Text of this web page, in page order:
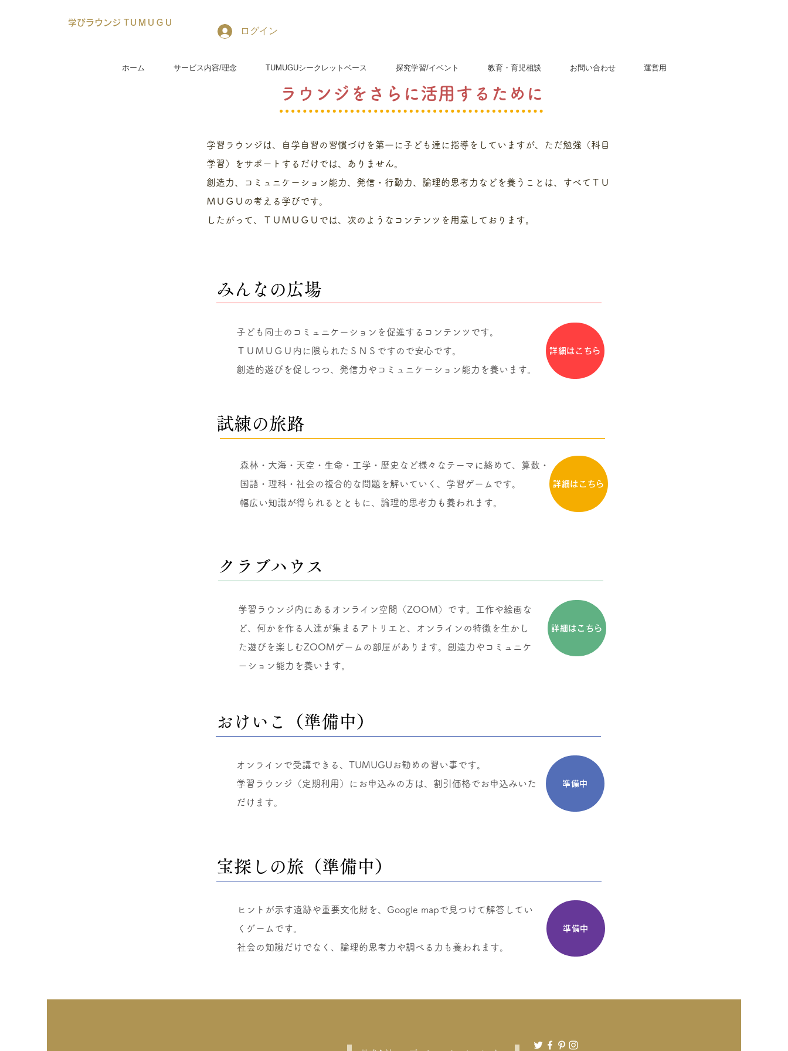
学びラウンジ TＵＭＵＧＵ
ログイン
ホーム サービス内容/理念 TUMUGUシークレットベース 探究学習/イベント 教育・育児相談 お問い合わせ 運営用
ラウンジをさらに活用するために
学習ラウンジは、自学自習の習慣づけを第一に子ども達に指導をしていますが、ただ勉強（科目
学習）をサポートするだけでは、ありません。
創造力、コミュニケーション能力、発信・行動力、論理的思考力などを養うことは、すべてＴＵ
ＭＵＧＵの考える学びです。
​したがって、ＴＵＭＵＧＵでは、次のようなコンテンツを用意しております。
みんなの広場
子ども同士のコミュニケーションを促進するコンテンツです。
ＴＵＭＵＧＵ内に限られたＳＮＳですので安心です。
創造的遊びを促しつつ、発信力やコミュニケーション能力を養います。
詳細はこちら
試練の旅路
森林・大海・天空・生命・工学・歴史など様々なテーマに絡めて、算数・
国語・理科・社会の複合的な問題を解いていく、学習ゲームです。
​幅広い知識が得られるとともに、論理的思考力も養われます。
詳細はこちら
クラブハウス
学習ラウンジ内にあるオンライン空間（ZOOM）です。工作や絵画な
ど、何かを作る人達が集まるアトリエと、オンラインの特徴を生かし
た遊びを楽しむZOOMゲームの部屋があります。創造力やコミュニケ
ーション能力を養います。
詳細はこちら
おけいこ（準備中）
オンラインで受講できる、TUMUGUお勧めの習い事です。
​学習ラウンジ（定期利用）にお申込みの方は、割引価格でお申込みいた
だけます。
準備中
宝探しの旅（準備中）
ヒントが示す遺跡や重要文化財を、Google mapで見つけて解答してい
くゲームです。
​社会の知識だけでなく、論理的思考力や調べる力も養われます。
準備中